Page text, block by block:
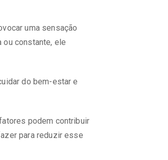
uma sensação
ou constante, ele
do bem-estar e
podem contribuir
para reduzir esse